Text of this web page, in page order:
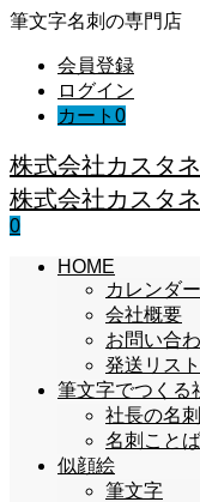
筆文字名刺の専門店
会員登録
ログイン
カート 0
株式会社カスタ
株式会社カスタ
0
HOME
カレンダー
会社概要
お問い合
発送リス
筆文字でつくる
社長の名
名刺こと
似顔絵
筆文字